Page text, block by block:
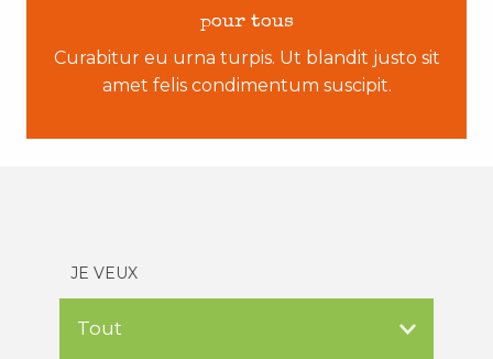
pour tous
Curabitur eu urna turpis. Ut blandit justo sit
amet felis condimentum suscipit.
JE VEUX